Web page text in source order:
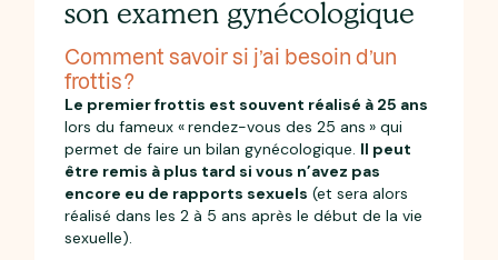
son examen gynécologique
Comment savoir si j’ai besoin d’un
frottis ?
Le premier frottis est souvent réalisé à 25 ans
lors du fameux « rendez-vous des 25 ans » qui
permet de faire un bilan gynécologique. Il peut
être remis à plus tard si vous n’avez pas
encore eu de rapports sexuels (et sera alors
réalisé dans les 2 à 5 ans après le début de la vie
sexuelle).